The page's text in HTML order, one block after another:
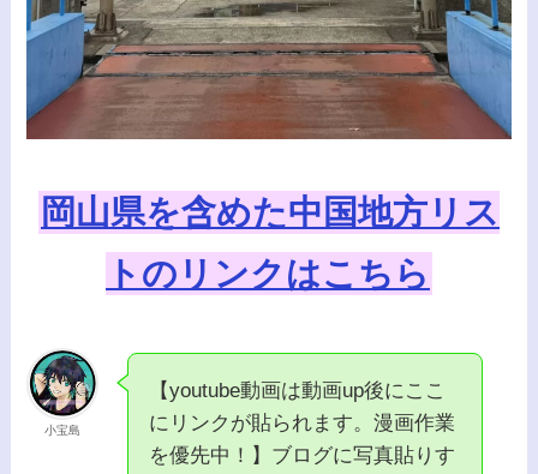
岡山県を含めた中国地方リス
トのリンクはこちら
小宝島
【youtube動画は動画up後にここ
にリンクが貼られます。漫画作業
を優先中！】ブログに写真貼りす